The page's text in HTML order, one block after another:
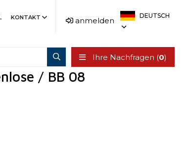
KONTAKT anmelden
DEUTSCH
Ihre Nachfragen (0)
/ BB 08